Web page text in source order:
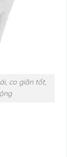
co giãn tốt,